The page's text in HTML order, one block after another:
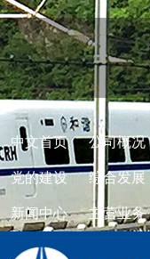
中文首页 公司概况
党的建设 综合发展
新闻中心 主营业务